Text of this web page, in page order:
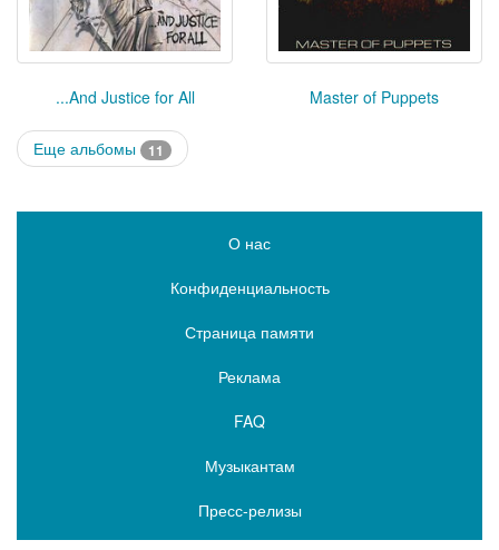
...And Justice for All Master of Puppets
Еще альбомы 11
О нас
Конфиденциальность
Страница памяти
Реклама
FAQ
Музыкантам
Пресс-релизы